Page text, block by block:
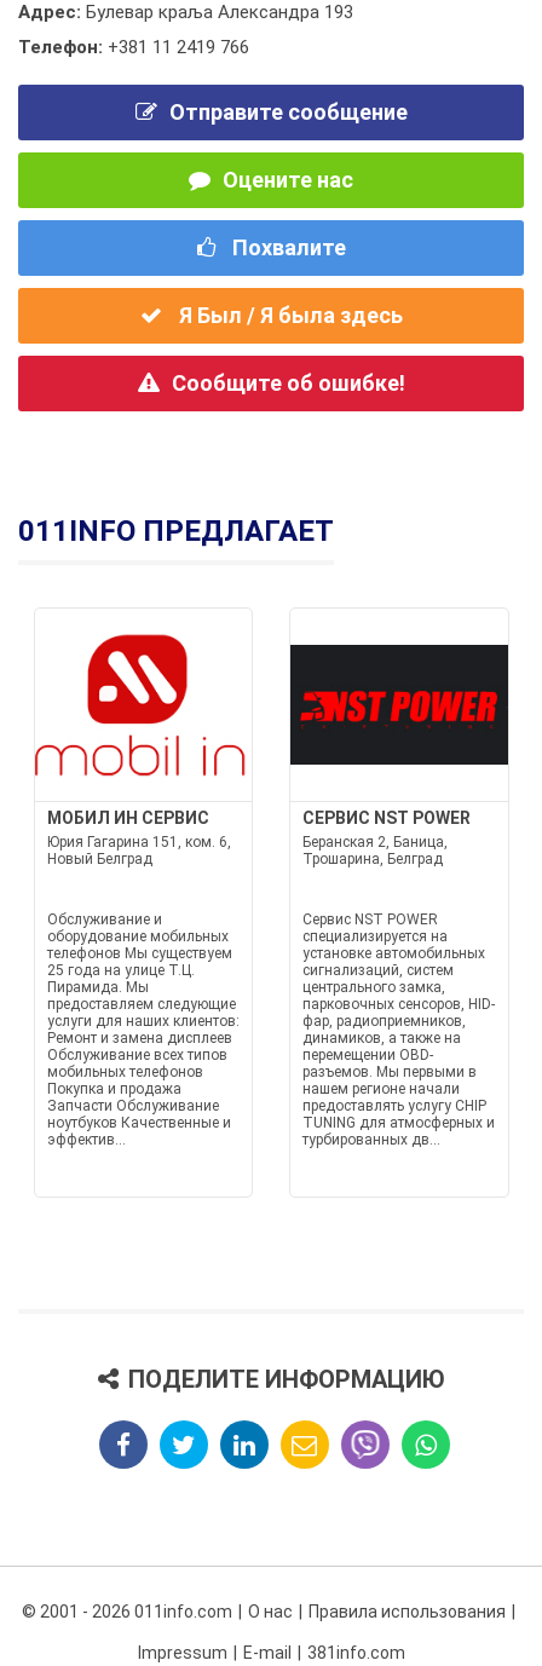
Адрес: Булевар краља Александра 193
Телефон: +381 11 2419 766
Отправите сообщение
Оцените нас
Похвалите
Я Был / Я была здесь
Сообщите об ошибке!
011INFO ПРЕДЛАГАЕТ
МОБИЛ ИН СЕРВИС
Юрия Гагарина 151, ком. 6,
Новый Белград
Обслуживание и
оборудование мобильных
телефонов Мы существуем
25 года на улице Т.Ц.
Пирамида. Мы
предоставляем следующие
услуги для наших клиентов:
Ремонт и замена дисплеев
Обслуживание всех типов
мобильных телефонов
Покупка и продажа
Запчасти Обслуживание
ноутбуков Качественные и
эффектив...
СЕРВИС NST POWER
Беранская 2, Баница,
Трошарина, Белград
Сервис NST POWER
специализируется на
установке автомобильных
сигнализаций, систем
центрального замка,
парковочных сенсоров, HID-
фар, радиоприемников,
динамиков, а также на
перемещении OBD-
разъемов. Мы первыми в
нашем регионе начали
предоставлять услугу CHIP
TUNING для атмосферных и
турбированных дв...
ПОДЕЛИТЕ ИНФОРМАЦИЮ
© 2001 - 2026 011info.com О нас Правила использования
Impressum E-mail 381info.com